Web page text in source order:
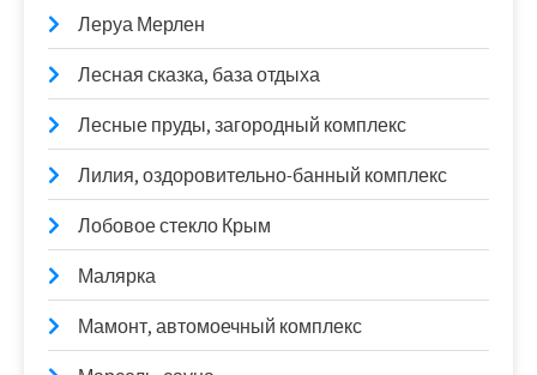
Леруа Мерлен
Лесная сказка, база отдыха
Лесные пруды, загородный комплекс
Лилия, оздоровительно-банный комплекс
Лобовое стекло Крым
Малярка
Мамонт, автомоечный комплекс